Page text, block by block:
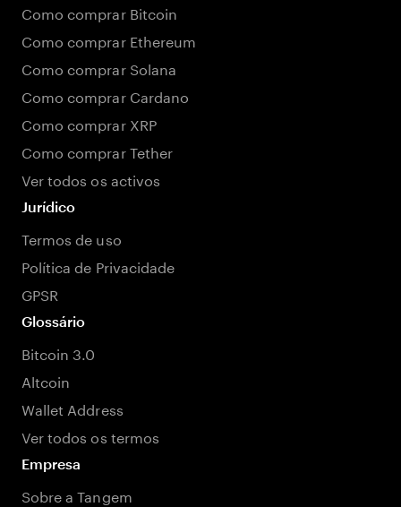
Como comprar Bitcoin
Como comprar Ethereum
Como comprar Solana
Como comprar Cardano
Como comprar XRP
Como comprar Tether
Ver todos os activos
Jurídico
Termos de uso
Política de Privacidade
GPSR
Glossário
Bitcoin 3.0
Altcoin
Wallet Address
Ver todos os termos
Empresa
Sobre a Tangem